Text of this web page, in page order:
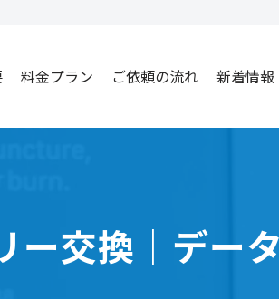
料金プラン ご依頼の流れ 新着情報
ー交換｜デー